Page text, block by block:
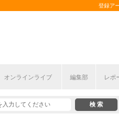
登録ア
オンラインライブ 編集部 レポ